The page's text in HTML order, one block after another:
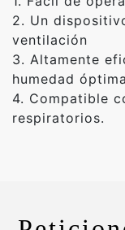
2. Un
ventilación
3. Altamente
humedad
4. Compatible
respiratorios.